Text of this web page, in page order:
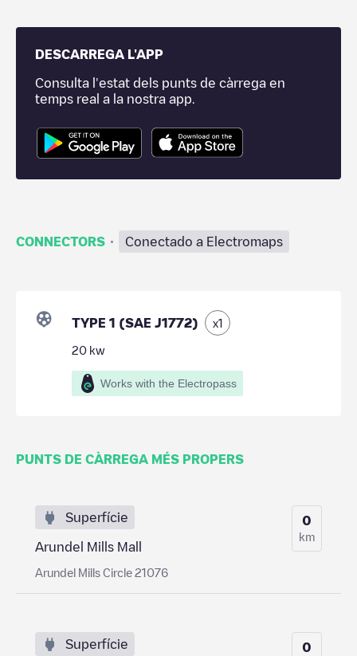
DESCARREGA L'APP
Consulta l'estat dels punts de càrrega en
temps real a la nostra app.
CONNECTORS · Conectado a Electromaps
TYPE 1 (SAE J1772) x1
20 kw
Works with the Electropass
PUNTS DE CÀRREGA MÉS PROPERS
Superfície
Arundel Mills Mall
Arundel Mills Circle 21076
0
km
Superfície 0